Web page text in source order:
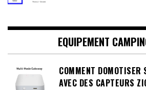
EQUIPEMENT
COMMENT DOMOTISER
AVEC DES CAPTEURS